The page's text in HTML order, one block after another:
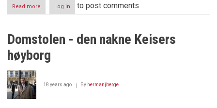
Read more about
Tingrettsdommer
anmeldt
begjært
medisinsk
Log in to post comments
Domstolen - den nakne Keisers
høyborg
18 years ago By hermanjberge